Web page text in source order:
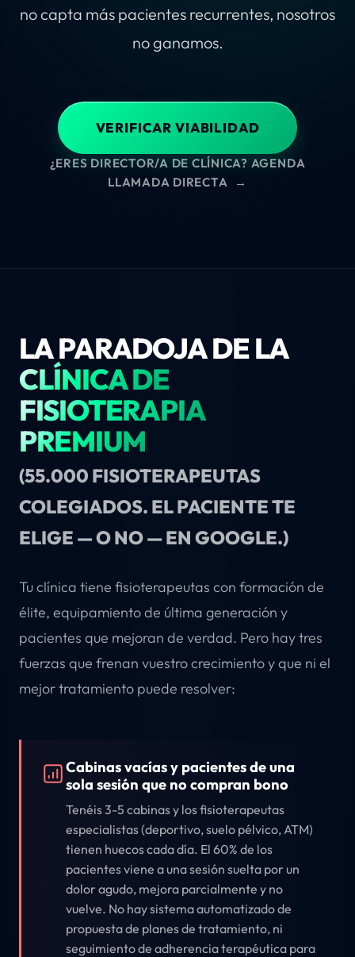
no capta más pacientes recurrentes, nosotros
no ganamos.
VERIFICAR VIABILIDAD
¿ERES DIRECTOR/A DE CLÍNICA? AGENDA
LLAMADA DIRECTA
→
LA PARADOJA DE LA
CLÍNICA DE
FISIOTERAPIA
PREMIUM
(55.000 FISIOTERAPEUTAS
COLEGIADOS. EL PACIENTE TE
ELIGE — O NO — EN GOOGLE.)
Tu clínica tiene fisioterapeutas con formación de
élite, equipamiento de última generación y
pacientes que mejoran de verdad. Pero hay tres
fuerzas que frenan vuestro crecimiento y que ni el
mejor tratamiento puede resolver:
Cabinas vacías y pacientes de una
sola sesión que no compran bono
Tenéis 3-5 cabinas y los fisioterapeutas
especialistas (deportivo, suelo pélvico, ATM)
tienen huecos cada día. El 60% de los
pacientes viene a una sesión suelta por un
dolor agudo, mejora parcialmente y no
vuelve. No hay sistema automatizado de
propuesta de planes de tratamiento, ni
seguimiento de adherencia terapéutica para